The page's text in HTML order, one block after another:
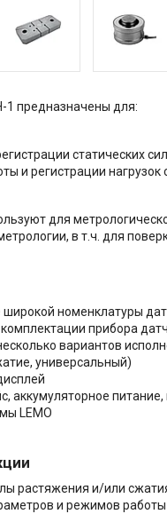
предназначены для:
статических
и регистрации нагрузок
для
в т.ч. для
номенклатуры
прибора
вариантов
универсальный)
аккумуляторное
LEMO
растяжения и/или
и режимов